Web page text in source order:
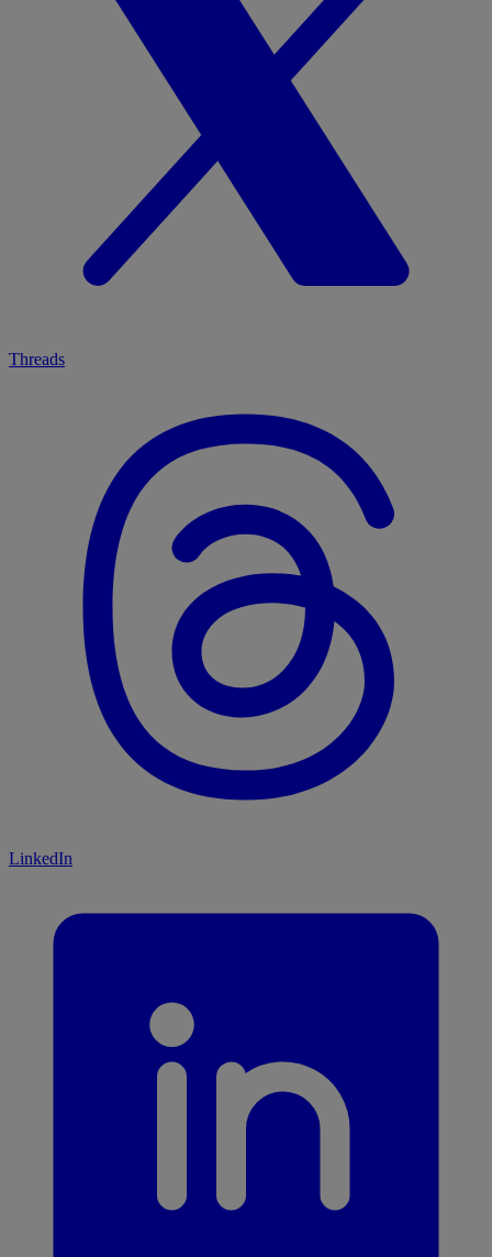
Threads
LinkedIn